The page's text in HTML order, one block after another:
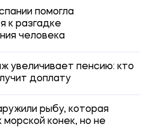
помогла
к разгадке
человека
увеличивает пенсию: кто
доплату
рыбу, которая
морской конек, но не